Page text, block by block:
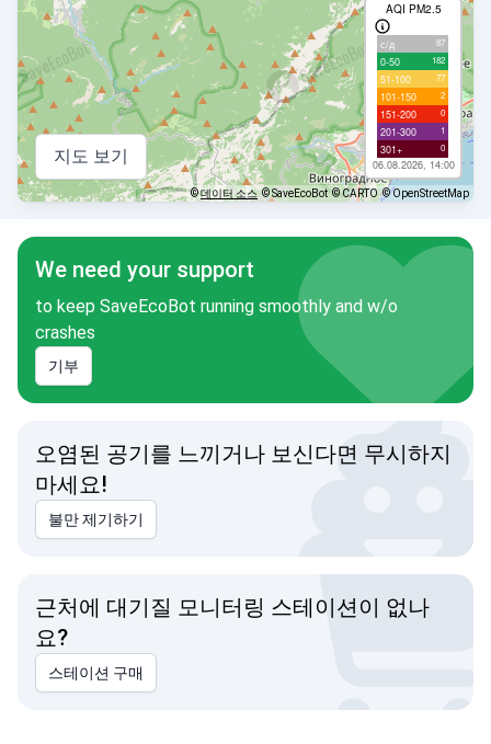
AQI PM2.5
с/д 87
0-50 182
51-100 77
101-150 2
151-200 0
201-300 1
301+ 0
06.08.2026, 14:00
지도 보기
©데이터 소스 © SaveEcoBot © CARTO © OpenStreetMap
We need your support
to keep SaveEcoBot running smoothly and w/o
crashes
기부
오염된 공기를 느끼거나 보신다면 무시하지
마세요!
불만 제기하기
근처에 대기질 모니터링 스테이션이 없나
요?
스테이션 구매